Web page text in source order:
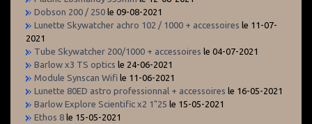
Dobson 200 / 250 le 09-08-2021
Lunette Skywatcher achro 102 / 1000 + accessoires le 11-07-
2021
Tube Skywatcher 200/1000 + accessoires le 04-07-2021
Barlow x3 TS optics le 24-06-2021
Module Synscan Wifi le 11-06-2021
Lunette 80ED astro professionnal + accessoires le 16-05-2021
Barlow Explore Scientific x2 1"25 le 15-05-2021
Ethos 8 le 15-05-2021